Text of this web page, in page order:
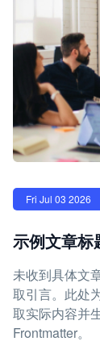
Fri Jul 03 2026
示例文章标
未收到具体文
取引言。此处
取实际内容并
Frontmatter。